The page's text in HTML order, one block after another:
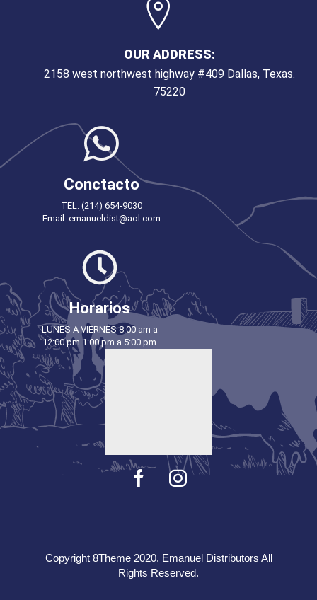
OUR ADDRESS:
2158 west northwest highway #409 Dallas, Texas.
75220
Conctacto
TEL: (214) 654-9030
Email: emanueldist@aol.com
Horarios
LUNES A VIERNES 8:00 am a
12:00 pm 1:00 pm a 5:00 pm
Copyright 8Theme 2020. Emanuel Distributors All
Rights Reserved.